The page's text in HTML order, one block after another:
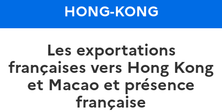
HONG-KONG
Les exportations
françaises vers Hong Kong
et Macao et présence
française